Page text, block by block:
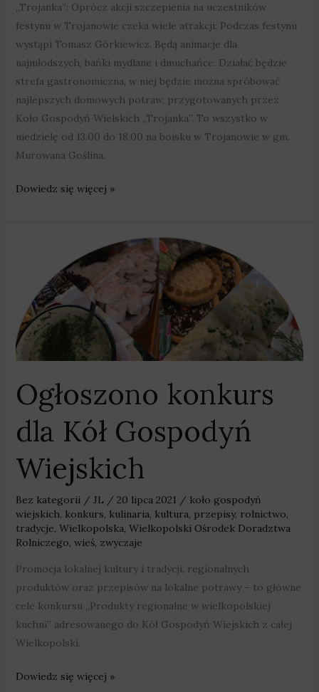
„Trojanka”: Oprócz akcji szczepienia na uczestników
festynu w Trojanowie czeka wiele atrakcji: Podczas festynu
wystąpi Tomasz Górkiewicz. Będą animacje dla
najmłodszych, bańki mydlane i dmuchańce. Działać będzie
strefa gastronomiczna, w niej będzie można spróbować
najlepszych domowych potraw, przygotowanych przez
Koło Gospodyń Wielskich „Trojanka”. To wszystko w
niedzielę od 13.00 do 18.00 na boisku w Trojanowie w gm.
Murowana Goślina.
Dowiedz się więcej »
Ogłoszono konkurs
dla Kół Gospodyń
Wiejskich
Bez kategorii / JL / 20 lipca 2021 / koło gospodyń
wiejskich konkurs kulinaria kultura przepisy, rolnictwo
tradycje Wielkopolska Wielkopolski Ośrodek Doradztwa
Rolniczego wieś, zwyczaje
Promocja lokalnej kultury i tradycji, regionalnych
produktów oraz przepisów na lokalne potrawy – to główne
cele konkursu „Produkty regionalne w wielkopolskiej
kuchni” adresowanego do Kół Gospodyń Wiejskich z całej
Wielkopolski.
Gospodyń
Wiejskich
Dowiedz się więcej »